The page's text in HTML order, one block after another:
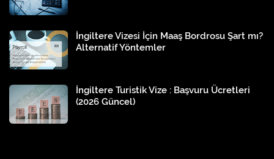
İngiltere Vizesi İçin Maaş Bordrosu Şart mı?
Alternatif Yöntemler
İngiltere Turistik Vize : Başvuru Ücretleri
(2026 Güncel)